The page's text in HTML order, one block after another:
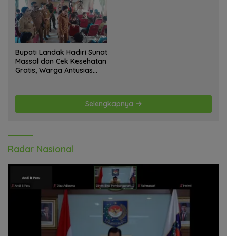
Bupati Landak Hadiri Sunat
Massal dan Cek Kesehatan
Gratis, Warga Antusias
Selengkapnya
Radar Nasional